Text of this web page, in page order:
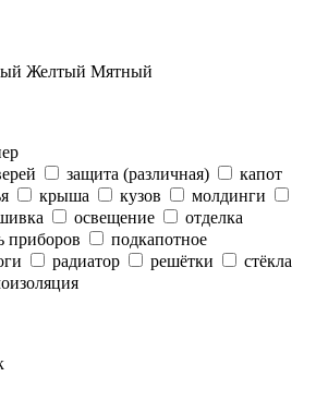
Желтый Мятный
защита (различная)
капот
крыша кузов
молдинги
освещение
отделка
приборов
подкапотное
радиатор решётки
стёкла